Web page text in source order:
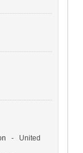
- United